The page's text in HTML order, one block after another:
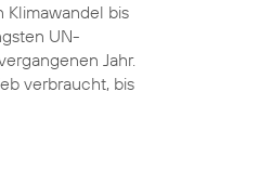
Klimawandel bis
UN-
Jahr.
verbraucht, bis